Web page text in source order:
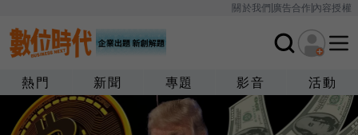
關於我們廣告合作內容授權
熱門 新聞 專題 影音 活動